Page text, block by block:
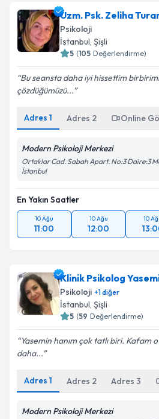
bilgilendireceğiz.
E-posta Adresiniz
Kişisel verilerimin
kapsamda işlenmesini
Takvim
Uzm. Psk. Zeliha
Psikoloji
İstanbul, Şişli
5 (105 Değerlendirme)
Bu seansta daha iyi hissettim
çözdüğümüzü...
Adres 1 Adres 2 Online
Modern Psikoloji Merkezi
Ortaklar Cad. Sabah Apart. No:3 Daire:3
İstanbul
En Yakın Saatler
10 Ağu
11:00
10 Ağu
12:00
10
Klinik Psikolog
Psikoloji +1diğer
İstanbul, Şişli
5 (59 Değerlendirme)
Yasemin hanım çok tatlı biri. Kafam o
daha...
Adres 1 Adres 2 Adres 3
Modern Psikoloji Merkezi